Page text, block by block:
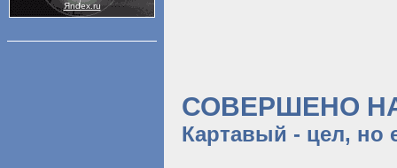
Яndex.ru
СОВЕРШЕНО
Картавый - цел, но